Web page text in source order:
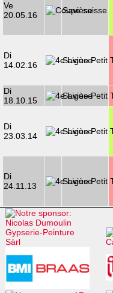
Ve
20.05.16
Savièse
Di
14.02.16
Savièse
Di
18.10.15
Savièse
Di
23.03.14
Savièse
Di
24.11.13
Savièse